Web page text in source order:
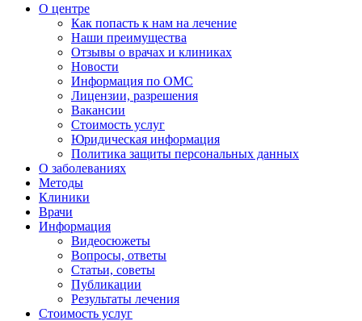
О центре
Как попасть к нам на лечение
Наши преимущества
Отзывы о врачах и клиниках
Новости
Информация по ОМС
Лицензии, разрешения
Вакансии
Стоимость услуг
Юридическая информация
Политика защиты персональных данных
О заболеваниях
Методы
Клиники
Врачи
Информация
Видеосюжеты
Вопросы, ответы
Статьи, советы
Публикации
Результаты лечения
Стоимость услуг